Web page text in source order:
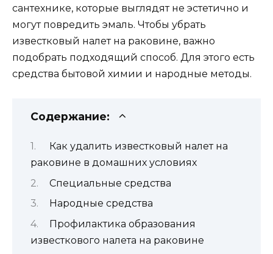
сантехнике, которые выглядят не эстетично и
могут повредить эмаль. Чтобы убрать
известковый налет на раковине, важно
подобрать подходящий способ. Для этого есть
средства бытовой химии и народные методы.
Содержание:
Как удалить известковый налет на
раковине в домашних условиях
Специальные средства
Народные средства
Профилактика образования
известкового налета на раковине